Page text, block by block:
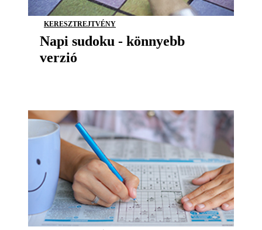
KERESZTREJTVÉNY
Napi sudoku - könnyebb
verzió